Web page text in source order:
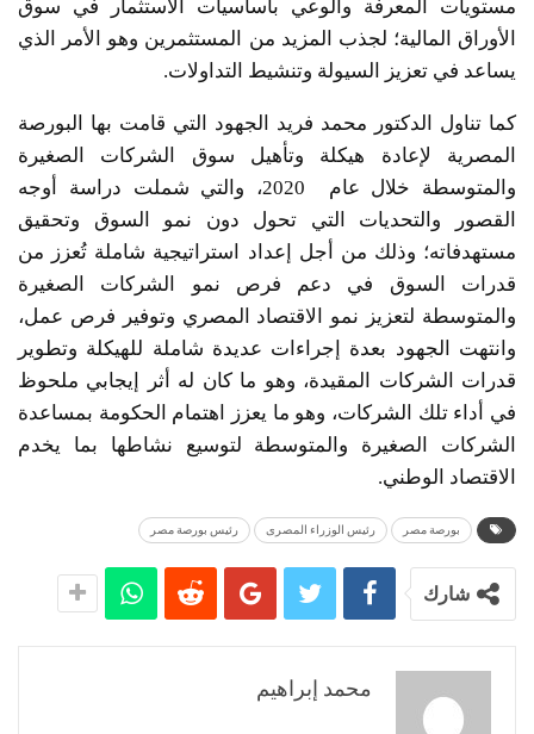
مستويات المعرفة والوعي بأساسيات الاستثمار في سوق
الأوراق المالية؛ لجذب المزيد من المستثمرين وهو الأمر الذي
يساعد في تعزيز السيولة وتنشيط التداولات.
كما تناول الدكتور محمد فريد الجهود التي قامت بها البورصة
المصرية لإعادة هيكلة وتأهيل سوق الشركات الصغيرة
والمتوسطة خلال عام 2020، والتي شملت دراسة أوجه
القصور والتحديات التي تحول دون نمو السوق وتحقيق
مستهدفاته؛ وذلك من أجل إعداد استراتيجية شاملة تُعزز من
قدرات السوق في دعم فرص نمو الشركات الصغيرة
والمتوسطة لتعزيز نمو الاقتصاد المصري وتوفير فرص عمل،
وانتهت الجهود بعدة إجراءات عديدة شاملة للهيكلة وتطوير
قدرات الشركات المقيدة، وهو ما كان له أثر إيجابي ملحوظ
في أداء تلك الشركات، وهو ما يعزز اهتمام الحكومة بمساعدة
الشركات الصغيرة والمتوسطة لتوسيع نشاطها بما يخدم
الاقتصاد الوطني.
بورصة مصر رئيس الوزراء المصرى رئيس بورصة مصر
شارك
محمد إبراهيم